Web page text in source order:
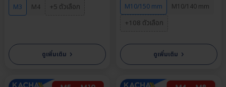
M3
M4 +5 ตัวเลือก
ดูเพิ่มเติม ›
M10/150 mm
M10/140 mm
+108 ตัวเลือก
ดูเพิ่มเติม ›